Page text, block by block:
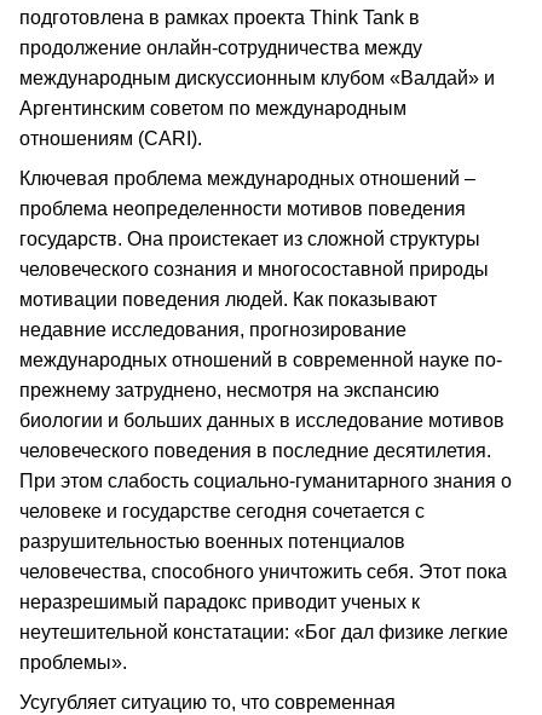
подготовлена в рамках проекта Think Tank в
продолжение онлайн-сотрудничества между
международным дискуссионным клубом «Валдай» и
Аргентинским советом по международным
отношениям (CARI).
Ключевая проблема международных отношений –
проблема неопределенности мотивов поведения
государств. Она проистекает из сложной структуры
человеческого сознания и многосоставной природы
мотивации поведения людей. Как показывают
недавние исследования, прогнозирование
международных отношений в современной науке по-
прежнему затруднено, несмотря на экспансию
биологии и больших данных в исследование мотивов
человеческого поведения в последние десятилетия.
При этом слабость социально-гуманитарного знания о
человеке и государстве сегодня сочетается с
разрушительностью военных потенциалов
человечества, способного уничтожить себя. Этот пока
неразрешимый парадокс приводит ученых к
неутешительной констатации: «Бог дал физике легкие
проблемы».
Усугубляет ситуацию то, что современная